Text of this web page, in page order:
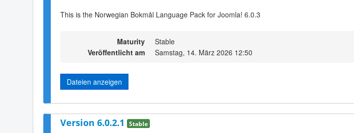
This is the Norwegian Bokmål Language Pack for Joomla! 6.0.3
Maturity
Stable
Veröffentlicht am
Samstag, 14. März 2026 12:50
Dateien anzeigen
Version 6.0.2.1 Stable